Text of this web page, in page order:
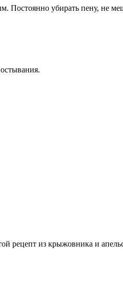
Постоянно убирать пену, не
рецепт из крыжовника и